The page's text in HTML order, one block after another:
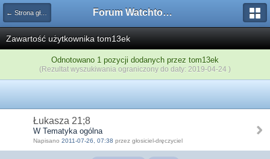
← Strona główna Forum Watchtower
Zawartość użytkownika tom13ek
Odnotowano 1 pozycji dodanych przez tom13ek
(Rezultat wyszukiwania ograniczony do daty: 2019-04-24 )
Łukasza 21;8
W Tematyka ogólna
Napisano 2011-07-26, 07:38 przez głosiciel-dręczyciel